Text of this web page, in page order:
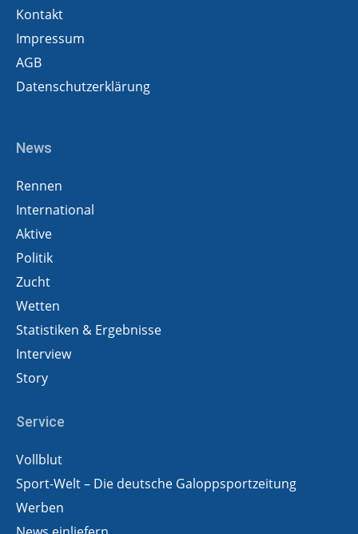
Kontakt
Impressum
AGB
Datenschutzerklärung
News
Rennen
International
Aktive
Politik
Zucht
Wetten
Statistiken & Ergebnisse
Interview
Story
Service
Vollblut
Sport-Welt – Die deutsche Galoppsportzeitung
Werben